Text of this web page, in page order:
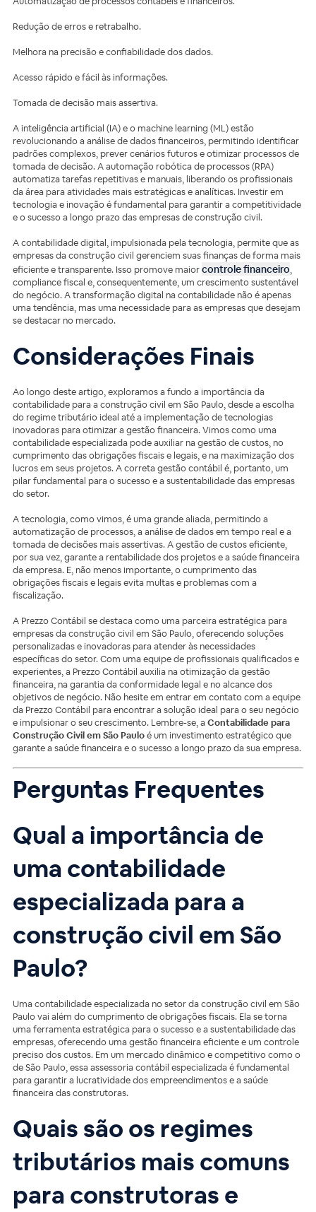
Redução de erros e retrabalho.
Melhora na precisão e confiabilidade dos dados.
Acesso rápido e fácil às informações.
Tomada de decisão mais assertiva.
A inteligência artificial (IA) e o machine learning (ML) estão
revolucionando a análise de dados financeiros, permitindo identificar
padrões complexos, prever cenários futuros e otimizar processos de
tomada de decisão. A automação robótica de processos (RPA)
automatiza tarefas repetitivas e manuais, liberando os profissionais
da área para atividades mais estratégicas e analíticas. Investir em
tecnologia e inovação é fundamental para garantir a competitividade
e o sucesso a longo prazo das empresas de construção civil.
A contabilidade digital, impulsionada pela tecnologia, permite que as
empresas da construção civil gerenciem suas finanças de forma mais
eficiente e transparente. Isso promove maiorcontrole financeiro,
compliance fiscal e, consequentemente, um crescimento sustentável
do negócio. A transformação digital na contabilidade não é apenas
uma tendência, mas uma necessidade para as empresas que desejam
se destacar no mercado.
Considerações Finais
Ao longo deste artigo, exploramos a fundo a importância da
contabilidade para a construção civil em São Paulo, desde a escolha
do regime tributário ideal até a implementação de tecnologias
inovadoras para otimizar a gestão financeira. Vimos como uma
contabilidade especializada pode auxiliar na gestão de custos, no
cumprimento das obrigações fiscais e legais, e na maximização dos
lucros em seus projetos. A correta gestão contábil é, portanto, um
pilar fundamental para o sucesso e a sustentabilidade das empresas
do setor.
A tecnologia, como vimos, é uma grande aliada, permitindo a
automatização de processos, a análise de dados em tempo real e a
tomada de decisões mais assertivas. A gestão de custos eficiente,
por sua vez, garante a rentabilidade dos projetos e a saúde financeira
da empresa. E, não menos importante, o cumprimento das
obrigações fiscais e legais evita multas e problemas com a
fiscalização.
A Prezzo Contábil se destaca como uma parceira estratégica para
empresas da construção civil em São Paulo, oferecendo soluções
personalizadas e inovadoras para atender às necessidades
específicas do setor. Com uma equipe de profissionais qualificados e
experientes, a Prezzo Contábil auxilia na otimização da gestão
financeira, na garantia da conformidade legal e no alcance dos
objetivos de negócio. Não hesite em entrar em contato com a equipe
da Prezzo Contábil para encontrar a solução ideal para o seu negócio
e impulsionar o seu crescimento. Lembre-se, aContabilidade para
Construção Civil em São Pauloé um investimento estratégico que
garante a saúde financeira e o sucesso a longo prazo da sua empresa.
Perguntas Frequentes
Qual a importância de
uma contabilidade
especializada para a
construção civil em São
Paulo?
Uma contabilidade especializada no setor da construção civil em São
Paulo vai além do cumprimento de obrigações fiscais. Ela se torna
uma ferramenta estratégica para o sucesso e a sustentabilidade das
empresas, oferecendo uma gestão financeira eficiente e um controle
preciso dos custos. Em um mercado dinâmico e competitivo como o
de São Paulo, essa assessoria contábil especializada é fundamental
para garantir a lucratividade dos empreendimentos e a saúde
financeira das construtoras.
Quais são os regimes
tributários mais comuns
para construtoras e